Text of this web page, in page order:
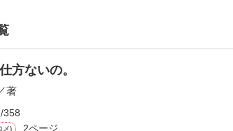
方ないの。
著
358
メ) 2ページ